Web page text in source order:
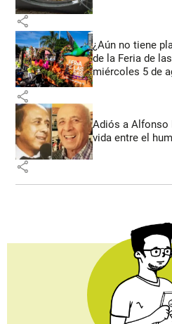
share
¿Aún no tiene
de la Feria de
miércoles 5 de
share
Adiós a Alfonso
vida entre el
share